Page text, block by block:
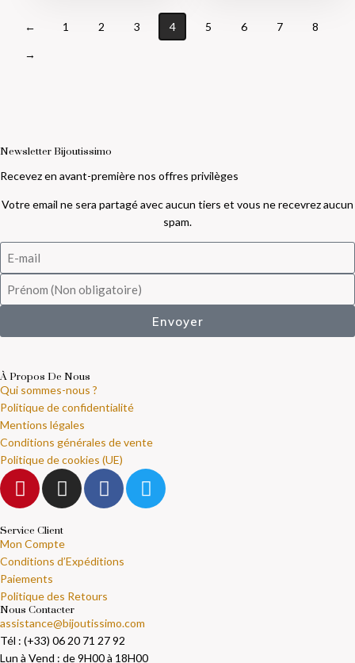
← 1 2 3 4 5 6 7 8
→
Newsletter Bijoutissimo
Recevez en avant-première nos offres privilèges
Votre email ne sera partagé avec aucun tiers et vous ne recevrez aucun
spam.
Envoyer
À Propos De Nous
Qui sommes-nous ?
Politique de confidentialité
Mentions légales
Conditions générales de vente
Politique de cookies (UE)
Service Client
Mon Compte
Conditions d’Expéditions
Paiements
Politique des Retours
Nous Contacter
assistance@bijoutissimo.com
Tél : (+33) 06 20 71 27 92
Lun à Vend : de 9H00 à 18H00